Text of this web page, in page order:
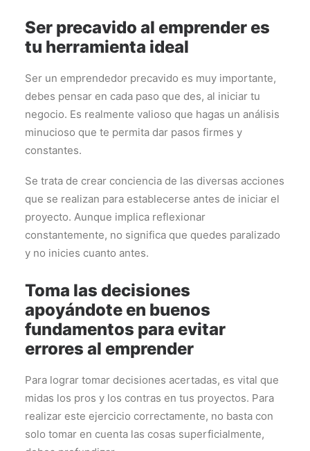
Ser precavido al emprender es
tu herramienta ideal
Ser un emprendedor precavido es muy importante,
debes pensar en cada paso que des, al iniciar tu
negocio. Es realmente valioso que hagas un análisis
minucioso que te permita dar pasos firmes y
constantes.
Se trata de crear conciencia de las diversas acciones
que se realizan para establecerse antes de iniciar el
proyecto. Aunque implica reflexionar
constantemente, no significa que quedes paralizado
y no inicies cuanto antes.
Toma las decisiones
apoyándote en buenos
fundamentos para evitar
errores al emprender
Para lograr tomar decisiones acertadas, es vital que
midas los pros y los contras en tus proyectos. Para
realizar este ejercicio correctamente, no basta con
solo tomar en cuenta las cosas superficialmente,